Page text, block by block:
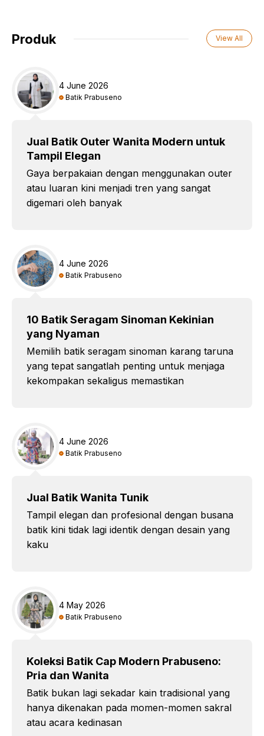
Produk View All
4 June 2026
Batik Prabuseno
Jual Batik Outer Wanita Modern untuk
Tampil Elegan
Gaya berpakaian dengan menggunakan outer
atau luaran kini menjadi tren yang sangat
digemari oleh banyak
4 June 2026
Batik Prabuseno
10 Batik Seragam Sinoman Kekinian
yang Nyaman
Memilih batik seragam sinoman karang taruna
yang tepat sangatlah penting untuk menjaga
kekompakan sekaligus memastikan
4 June 2026
Batik Prabuseno
Jual Batik Wanita Tunik
Tampil elegan dan profesional dengan busana
batik kini tidak lagi identik dengan desain yang
kaku
4 May 2026
Batik Prabuseno
Koleksi Batik Cap Modern Prabuseno:
Pria dan Wanita
Batik bukan lagi sekadar kain tradisional yang
hanya dikenakan pada momen-momen sakral
atau acara kedinasan